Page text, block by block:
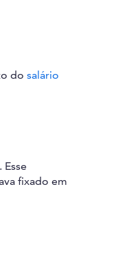
do salário
. Esse
fixado em